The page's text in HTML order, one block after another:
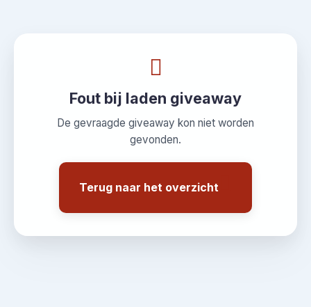
Fout bij laden giveaway
De gevraagde giveaway kon niet worden
gevonden.
Terug naar het overzicht